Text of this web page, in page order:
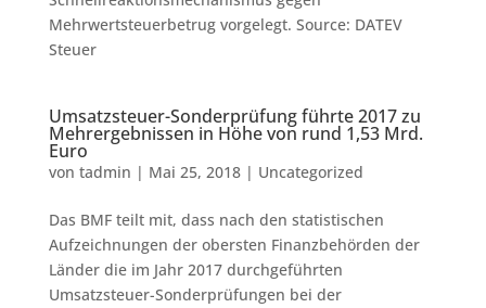
Mehrwertsteuerbetrug vorgelegt. Source: DATEV
Steuer
Umsatzsteuer-Sonderprüfung führte 2017 zu
Mehrergebnissen in Höhe von rund 1,53 Mrd.
Euro
von tadmin | Mai 25, 2018| Uncategorized
Das BMF teilt mit, dass nach den statistischen
Aufzeichnungen der obersten Finanzbehörden der
Länder die im Jahr 2017 durchgeführten
Umsatzsteuer-Sonderprüfungen bei der